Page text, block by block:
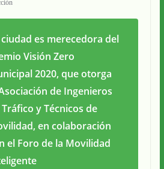
ciudad es merecedora del
Visión Zero
2020, que otorga
de Ingenieros
y Técnicos de
en colaboración
el Foro de la Movilidad